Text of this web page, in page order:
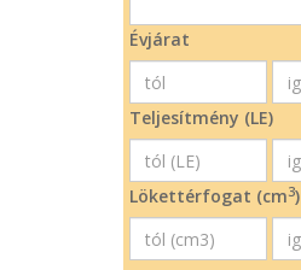
Évjárat
Teljesítmény (LE)
Lökettérfogat (cm3)